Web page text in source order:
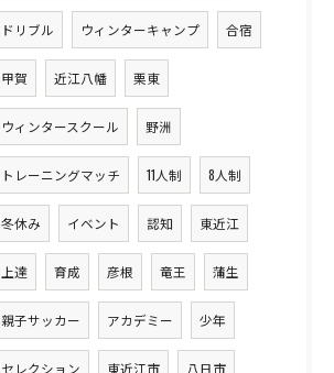
ドリブル ウィンターキャンプ 合宿
甲賀 近江八幡 栗東
ウィンタースクール 野洲
トレーニングマッチ 11人制 8人制
冬休み イベント 認知 東近江
上達 育成 彦根 竜王 蒲生
親子サッカー アカデミー 少年
セレクション 東近江市 八日市